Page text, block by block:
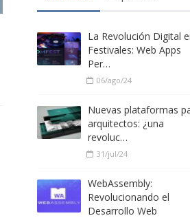
La Revolución Digital
Festivales: Web Apps
Per…
06/ago/24
Nuevas plataformas
arquitectos: ¿una
revoluc…
31/jul/24
WebAssembly:
Revolucionando el
Desarrollo Web